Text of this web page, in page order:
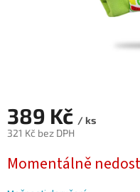
389 Kč / ks
321 Kč bez DPH
cena:
Momentálně